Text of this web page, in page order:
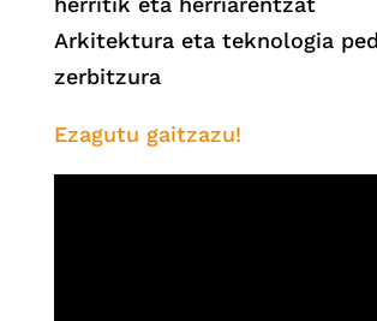
Arkitektura eta teknologia
zerbitzura
Ezagutu gaitzazu!